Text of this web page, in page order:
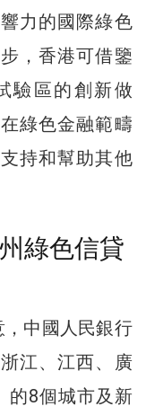
力的國際綠色
，香港可借鑒
驗區的創新做
綠色金融範疇
持和幫助其他
綠色信貸
中國人民銀行
江、江西、廣
的8個城市及新